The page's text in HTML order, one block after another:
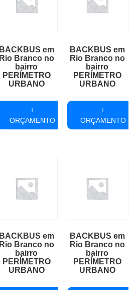
BACKBUS em
Rio Branco no
bairro
PERÍMETRO
URBANO
+
ORÇAMENTO
BACKBUS em
Rio Branco no
bairro
PERÍMETRO
URBANO
+
ORÇAMENTO
BACKBUS em
Rio Branco no
bairro
PERÍMETRO
URBANO
BACKBUS em
Rio Branco no
bairro
PERÍMETRO
URBANO